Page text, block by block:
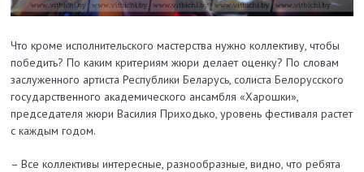
Что кроме исполнительского мастерства нужно коллективу, чтобы
победить? По каким критериям жюри делает оценку? По словам
заслуженного артиста Республики Беларусь, солиста Белорусского
государственного академического ансамбля «Харошки»,
председателя жюри Василия Приходько, уровень фестиваля растет
с каждым годом.
– Все коллективы интересные, разнообразные, видно, что ребята